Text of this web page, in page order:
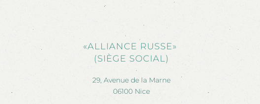
«ALLIANCE RUSSE»
(SIÈGE SOCIAL)
29, Avenue de la Marne
06100 Nice